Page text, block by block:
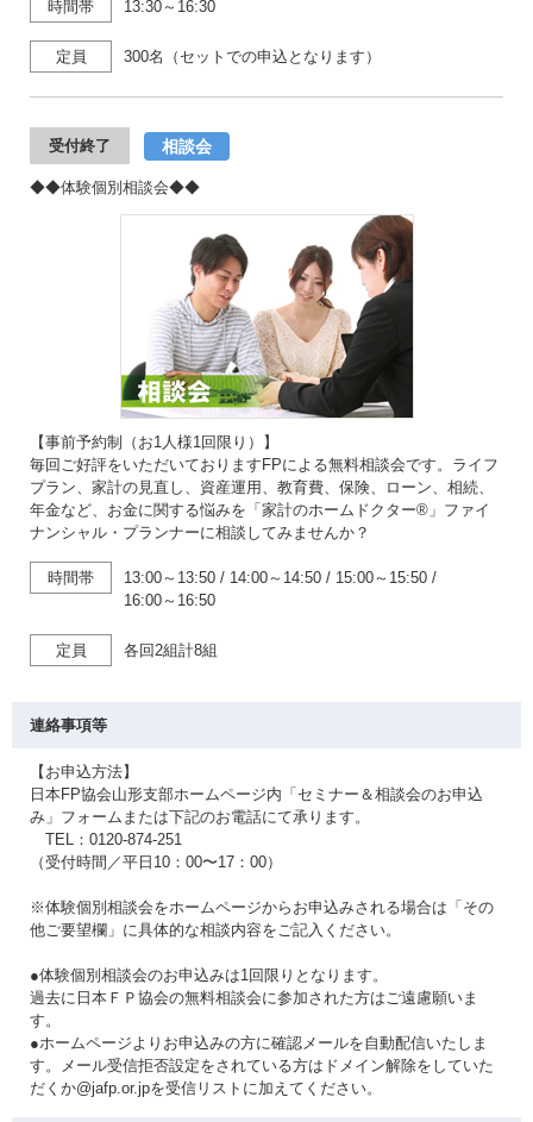
時間帯 13:30～16:30
定員 300名（セットでの申込となります）
受付終了 相談会
◆◆体験個別相談会◆◆
【事前予約制（お1人様1回限り）】
毎回ご好評をいただいておりますFPによる無料相談会です。ライフ
プラン、家計の見直し、資産運用、教育費、保険、ローン、相続、
年金など、お金に関する悩みを「家計のホームドクター®」ファイ
ナンシャル・プランナーに相談してみませんか？
時間帯 13:00～13:50 / 14:00～14:50 / 15:00～15:50 /
16:00～16:50
定員 各回2組計8組
連絡事項等
【お申込方法】
日本FP協会山形支部ホームページ内「セミナー＆相談会のお申込
み」フォームまたは下記のお電話にて承ります。
TEL：0120-874-251
（受付時間／平日10：00〜17：00）
※体験個別相談会をホームページからお申込みされる場合は「その
他ご要望欄」に具体的な相談内容をご記入ください。
●体験個別相談会のお申込みは1回限りとなります。
過去に日本ＦＰ協会の無料相談会に参加された方はご遠慮願いま
す。
●ホームページよりお申込みの方に確認メールを自動配信いたしま
す。メール受信拒否設定をされている方はドメイン解除をしていた
だくか@jafp.or.jpを受信リストに加えてください。